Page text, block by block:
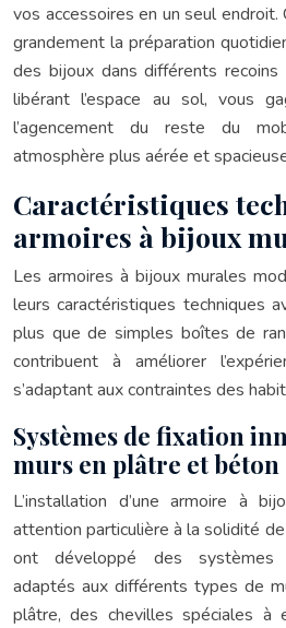
vos accessoires en un seul
grandement la préparation
des bijoux dans différents
libérant l’espace au sol, vous
l’agencement du reste du
atmosphère plus aérée et
Caractéristiques
armoires à bijoux
Les armoires à bijoux murales
leurs caractéristiques techniques
plus que de simples boîtes de
contribuent à améliorer
s’adaptant aux contraintes des
Systèmes de fixation
murs en plâtre et béton
L’installation d’une armoire à
attention particulière à la solidité
ont développé des systèmes
adaptés aux différents types de
plâtre, des chevilles spéciales à